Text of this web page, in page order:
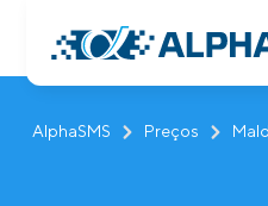
AlphaSMS Preços